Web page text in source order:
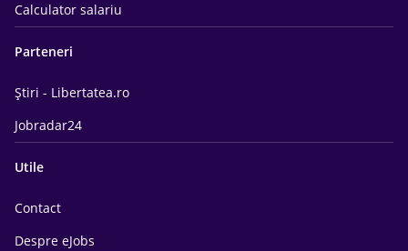
Calculator salariu
Parteneri
Știri - Libertatea.ro
Jobradar24
Utile
Contact
Despre eJobs